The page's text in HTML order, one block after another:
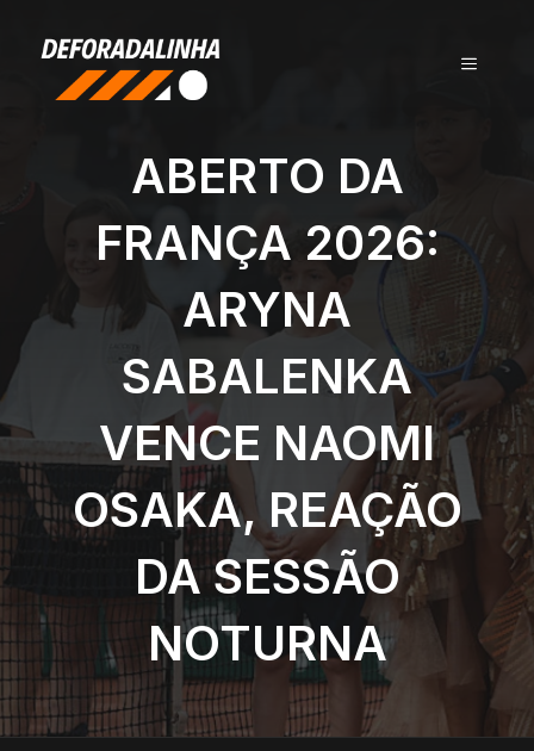
conteúdo
MENU
ABERTO DA
FRANÇA 2026:
ARYNA
SABALENKA
VENCE NAOMI
OSAKA, REAÇÃO
DA SESSÃO
NOTURNA